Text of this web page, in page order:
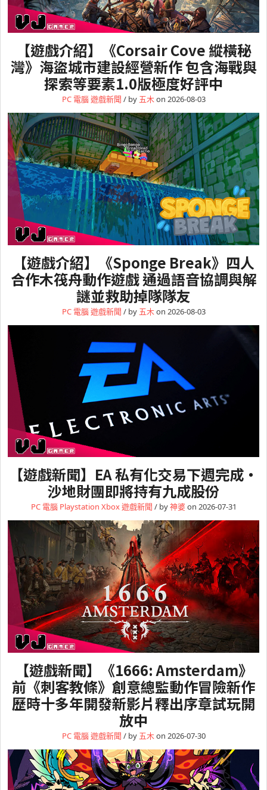
【遊戲介紹】《Corsair Cove 縱橫秘
灣》海盜城市建設經營新作 包含海戰與
探索等要素1.0版極度好評中
PC 電腦遊戲新聞 / by 五木on 2026-08-03
【遊戲介紹】《Sponge Break》四人
合作木筏舟動作遊戲 通過語音協調與解
謎並救助掉隊隊友
PC 電腦遊戲新聞 / by 五木on 2026-08-03
【遊戲新聞】EA 私有化交易下週完成・
沙地財團即將持有九成股份
PC 電腦 Playstation Xbox遊戲新聞 / by神婆on 2026-07-31
【遊戲新聞】《1666: Amsterdam》
前《刺客教條》創意總監動作冒險新作
歷時十多年開發新影片釋出序章試玩開
放中
PC 電腦遊戲新聞 / by 五木on 2026-07-30